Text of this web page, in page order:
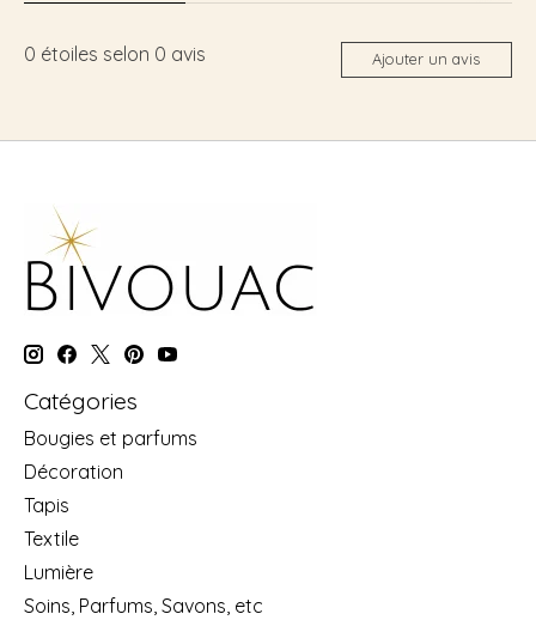
0 étoiles selon 0 avis Ajouter un avis
Catégories
Bougies et parfums
Décoration
Tapis
Textile
Lumière
Soins, Parfums, Savons, etc